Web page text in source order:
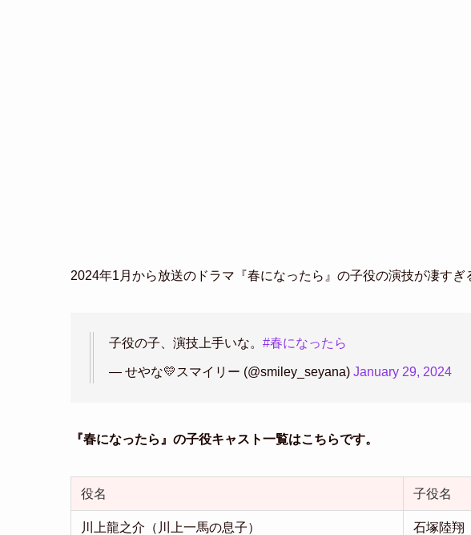
2024年1月から放送のドラマ『春になったら』の子役の演技が凄すぎ
子役の子、演技上手いな。 #春になったら
— せやな💛スマイリー (@smiley_seyana) January 29, 2024
『春になったら』の子役キャスト一覧はこちらです。
役名 子役名
川上龍之介（川上一馬の息子） 石塚陸翔